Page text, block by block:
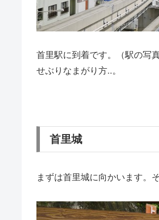
首里駅に到着です。（駅の写
せぶりなまがり方..。
首里城
まずは首里城に向かいます。